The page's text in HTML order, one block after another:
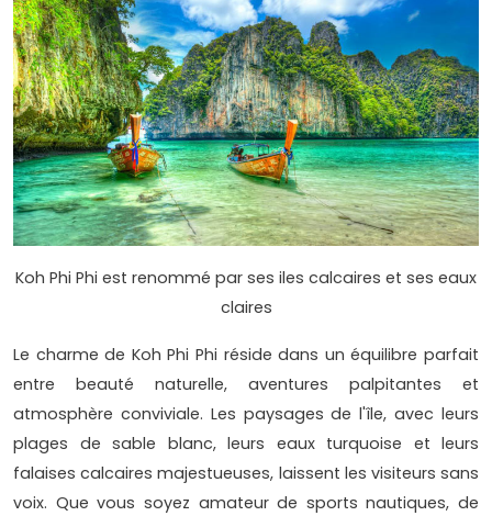
Koh Phi Phi est renommé par ses iles calcaires et ses eaux
claires
Le charme de Koh Phi Phi réside dans un équilibre parfait
entre beauté naturelle, aventures palpitantes et
atmosphère conviviale. Les paysages de l'île, avec leurs
plages de sable blanc, leurs eaux turquoise et leurs
falaises calcaires majestueuses, laissent les visiteurs sans
voix. Que vous soyez amateur de sports nautiques, de